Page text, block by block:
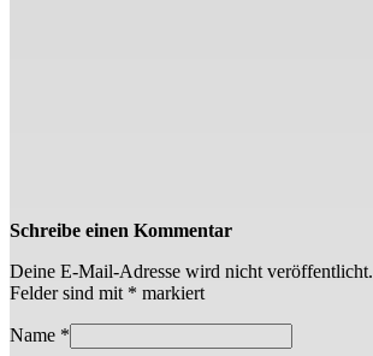
Schreibe einen Kommentar
Deine E-Mail-Adresse wird nicht veröffentlicht.
Felder sind mit * markiert
Name *